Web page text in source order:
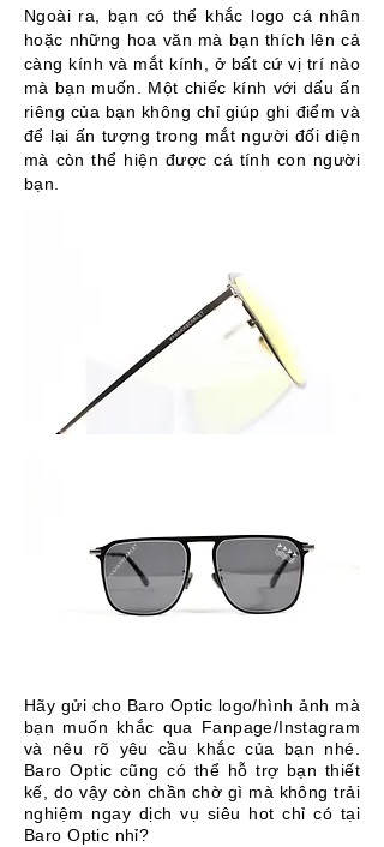
Ngoài ra, bạn có thể khắc logo cá nhân
hoặc những hoa văn mà bạn thích lên cả
càng kính và mắt kính, ở bất cứ vị trí nào
mà bạn muốn. Một chiếc kính với dấu ấn
riêng của bạn không chỉ giúp ghi điểm và
để lại ấn tượng trong mắt người đối diện
mà còn thể hiện được cá tính con người
bạn.
Hãy gửi cho Baro Optic logo/hình ảnh mà
bạn muốn khắc qua Fanpage/Instagram
và nêu rõ yêu cầu khắc của bạn nhé.
Baro Optic cũng có thể hỗ trợ bạn thiết
kế, do vậy còn chần chờ gì mà không trải
nghiệm ngay dịch vụ siêu hot chỉ có tại
Baro Optic nhỉ?